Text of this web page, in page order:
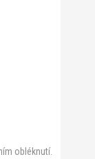
obléknutí.